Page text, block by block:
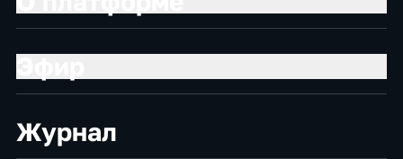
Журнал